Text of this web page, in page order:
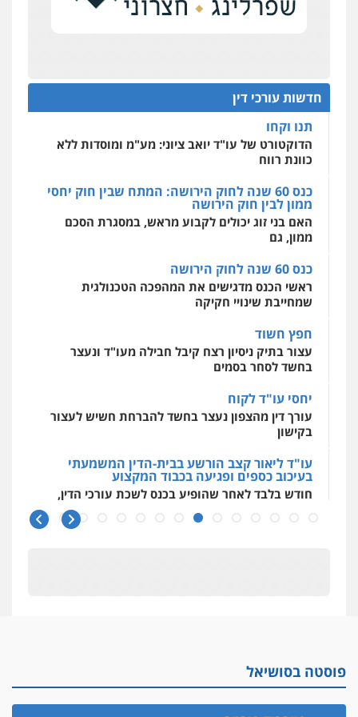
אחסון אתרים
מקצועיים לעורכי דין
מרכז התחלה חדשה
אסירים עבירות מין שירותים מקצועיים
לעורכי דין
חדשות עורכי דין
כנס תובענות ייצוגיות: "בעקבות ה-AI התפתח טרנד
להגנה על עסקים קטנים
תנו וקחו
הדוקטורט של עו"ד יואב ציוני: מע"מ ומוסדות ללא
כוונת רווח
כנס 60 שנה לחוק הירושה: המתח שבין חוק יחסי
ממון לבין חוק הירושה
האם בני זוג יכולים לקבוע מראש, במסגרת הסכם
ממון, גם
כנס 60 שנה לחוק הירושה
ראשי הכנס מדגישים את המהפכה הטכנולגית
שמחייבת שינויי חקיקה
חפץ חשוד
עצור בתיק ניסיון רצח קיבל חבילה מעו"ד ונעצר
בחשד לסחר בסמים
יחסי עו"ד לקוח
עורך דין מהצפון נעצר בחשד להברחת חשיש לעצור
בקישון
עו"ד ליאור קצב הורשע בבית-הדין המשמעתי
בעיכוב כספים ופגיעה בכבוד המקצוע
חודש בלבד לאחר שהופיע בכנס לשכת עורכי הדין,
אלה המינויים
הוועדה לבחירת שופטים בחרה 26 שופטים ורשמים
נוספים
פוסטה בסושיאל